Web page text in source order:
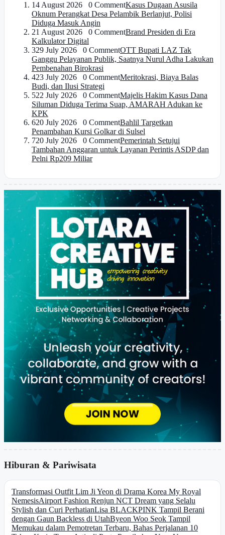
14 August 2026 0 CommentKasus Dugaan Asusila
Oknum Perangkat Desa Pelambik Berlanjut, Polisi
Diduga Masuk Angin
21 August 2026 0 CommentBrand Presiden di Era
Kalkulator Digital
329 July 2026 0 CommentOTT Bupati LAZ Tak
Ganggu Pelayanan Publik, Saatnya Nurul Adha Lakukan
Pembenahan Birokrasi
423 July 2026 0 CommentMeritokrasi, Biaya Balas
Budi, dan Ilusi Strategi
522 July 2026 0 CommentMajelis Hakim Kasus Dana
Siluman Diduga Terima Suap, AMARAH Adukan ke
KPK
620 July 2026 0 CommentBahlil Targetkan
Penambahan Kursi Golkar di Sulsel
720 July 2026 0 CommentPemerintah Setujui
Tambahan Anggaran untuk Layanan Perintis ASDP dan
Pelni Rp209 Miliar
Hiburan & Pariwisata
Transformasi Outfit Lim Ji Yeon di Drama Korea My Royal
NemesisAirport Fashion Renjun NCT Dream yang Selalu
Stylish dan Curi PerhatianLisa BLACKPINK Tampil Berani
dengan Gaun Backless di UtahByeon Woo Seok Tampil
Memukau dalam Pemotretan Terbaru, Bahas Perjalanan 10